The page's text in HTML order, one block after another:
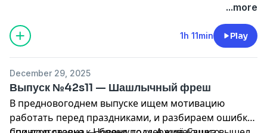
...more
1h 11min Play
December 29, 2025
Выпуск №42s11 — Шашлычный фреш
В предновогоднем выпуске ищем мотивацию
работать перед праздниками, и разбираем ошибки